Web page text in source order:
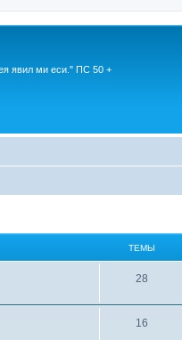
явил ми еси." ПС 50 +
ТЕМЫ
28
16